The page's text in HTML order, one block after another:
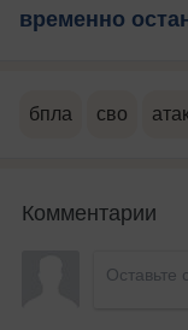
временно
бпла сво
Комментарии